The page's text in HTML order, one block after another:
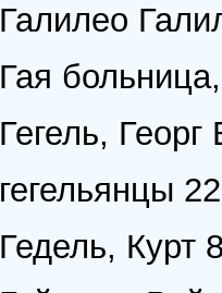
Галилео
Гая
Гегель,
гегельянцы
Гедель, Курт